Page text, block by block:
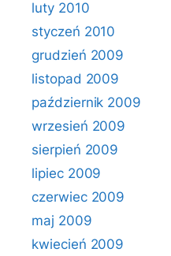
luty 2010
styczeń 2010
grudzień 2009
listopad 2009
październik 2009
wrzesień 2009
sierpień 2009
lipiec 2009
czerwiec 2009
maj 2009
kwiecień 2009